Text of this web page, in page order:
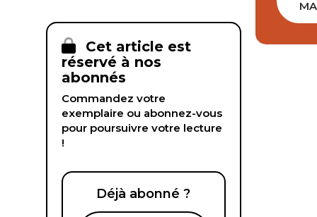
Cet article est
réservé à nos
abonnés
Commandez votre
exemplaire ou abonnez-vous
pour poursuivre votre lecture
!
Déjà abonné ?